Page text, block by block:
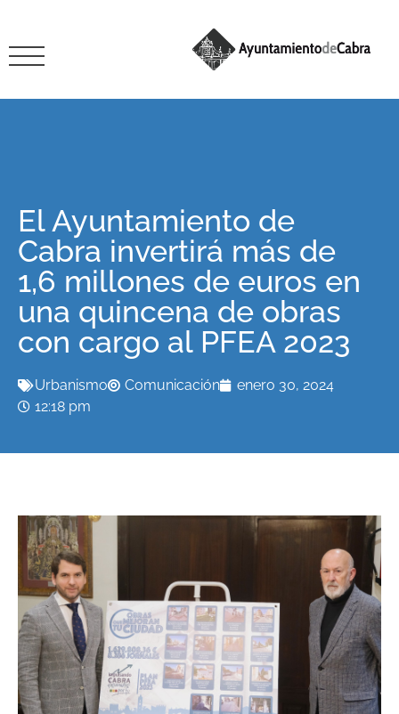
El Ayuntamiento de
Cabra invertirá más de
1,6 millones de euros en
una quincena de obras
con cargo al PFEA 2023
Urbanismo Comunicación
enero 30, 2024
12:18 pm